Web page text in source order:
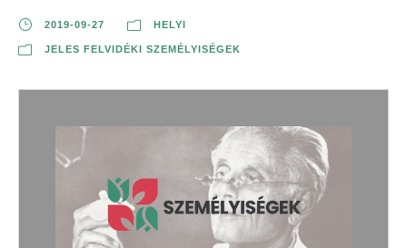
2019-09-27 HELYI
JELES FELVIDÉKI SZEMÉLYISÉGEK